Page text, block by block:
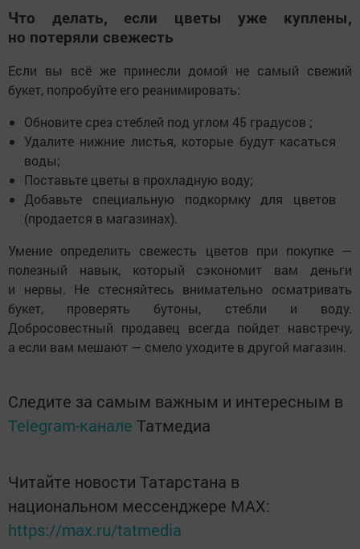
Что делать, если цветы уже куплены,
но потеряли свежесть
Если вы всё же принесли домой не самый свежий
букет, попробуйте его реанимировать:
Обновите срез стеблей под углом 45 градусов ;
Удалите нижние листья, которые будут касаться
воды;
Поставьте цветы в прохладную воду;
Добавьте специальную подкормку для цветов
(продается в магазинах).
Умение определить свежесть цветов при покупке —
полезный навык, который сэкономит вам деньги
и нервы. Не стесняйтесь внимательно осматривать
букет, проверять бутоны, стебли и воду.
Добросовестный продавец всегда пойдет навстречу,
а если вам мешают — смело уходите в другой магазин.
Следите за самым важным и интересным в
Telegram-канале Татмедиа
Читайте новости Татарстана в
национальном мессенджере MАХ:
https://max.ru/tatmedia